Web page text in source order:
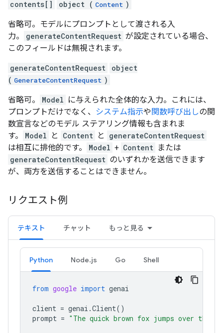
contents[]
object ( Content )
省略可。モデルにプロンプトとして渡される入
力。
generateContentRequest が設定されている場合、
このフィールドは無視されます。
generateContentRequest
object
( GenerateContentRequest )
省略可。 Model に与えられた全体的な入力。これには、
プロンプトだけでなく、
システム指示や関数呼び出しの関
数宣言などのモデル ステアリング情報も含まれま
す。
Model と Content と
generateContentRequest
は相互に排他的です。
Model + Content または
generateContentRequest のいずれかを送信できます
が、両方を送信することはできません。
リクエスト例
テキスト チャット もっと見る
Python Node.js Go Shell
from google import genai
client = genai .Client()
prompt = "The quick brown fox jumps over the